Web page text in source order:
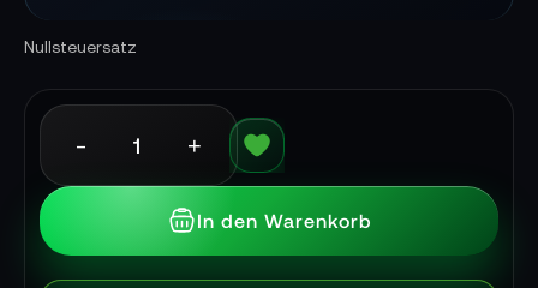
Nullsteuersatz
- +
In den Warenkorb